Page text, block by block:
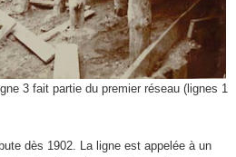
3 fait partie du premier réseau (lignes 1
dès 1902. La ligne est appelée à un